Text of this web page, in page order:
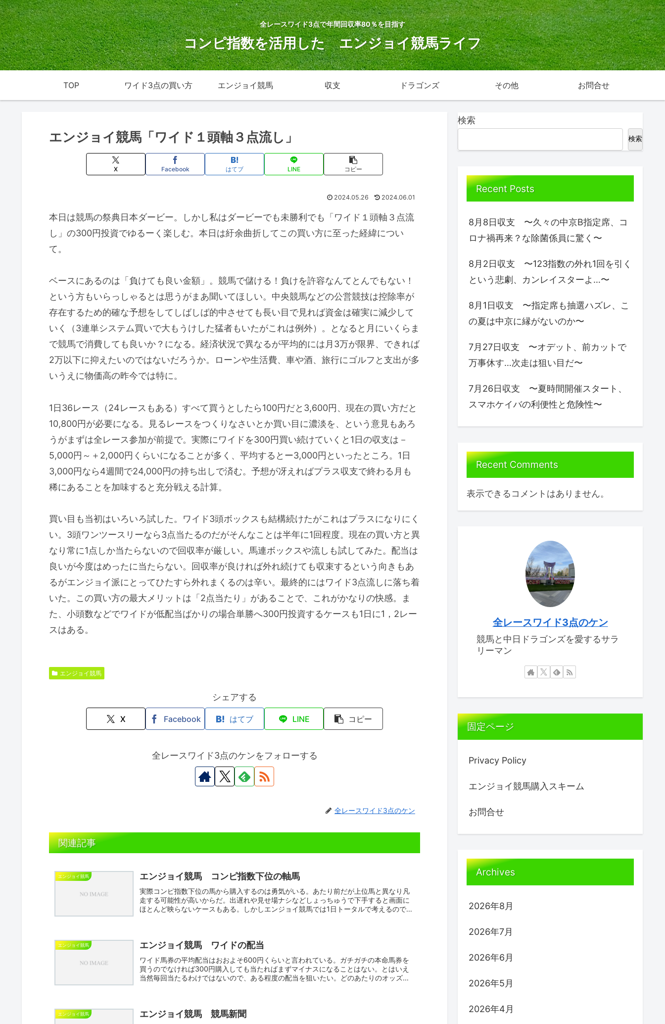
全レースワイド3点で年間回収率80％を目指す
コンピ指数を活用した エンジョイ競馬ライフ
TOP ワイド3点の買い方 エンジョイ競馬 収支 ドラゴンズ その他 お問合せ
エンジョイ競馬「ワイド１頭軸３点流し」
X Facebook はてブ LINE コピー
2024.05.26 2024.06.01
本日は競馬の祭典日本ダービー。しかし私はダービーでも未勝利でも「ワイド１頭軸３点流
し」の300円投資でゆるーく楽しむ。本日は紆余曲折してこの買い方に至った経緯につい
て。
ベースにあるのは「負けても良い金額」。競馬で儲ける！負けを許容なんてとんでもない！
という方もいらっしゃるとは思うがまあ聞いてほしい。中央競馬などの公営競技は控除率が
存在するため的確な予想をしてしばしば的中させても長い目で見れば資金は確実に減少して
いく（3連単システム買いで大もうけした猛者もいたがこれは例外）。となると月にいくらま
で競馬で消費しても良いか？になる。経済状況で異なるが平均的には月3万が限界、できれば
2万以下に抑えたいのではないだろうか。ローンや生活費、車や酒、旅行にゴルフと支出が多
いうえに物価高の昨今では特に。
1日36レース（24レースもある）すべて買うとしたら100円だと3,600円、現在の買い方だと
10,800円が必要になる。見るレースをつくりなさいとか買い目に濃淡を、という意見もあろ
うがまずは全レース参加が前提で。実際にワイドを300円買い続けていくと1日の収支は－
5,000円～＋2,000円くらいになることが多く、平均するとー3,000円といったところ。1日
3,000円なら4週間で24,000円の持ち出しで済む。予想が冴えればプラス収支で終わる月も
稀にあることを加味すると充分戦える計算。
買い目も当初はいろいろ試した。ワイド3頭ボックスも結構続けたがこれはプラスになりにく
い。3頭ワンツースリーなら3点当たるのだがそんなことは半年に1回程度。現在の買い方と異
なり常に1点しか当たらないので回収率が厳しい。馬連ボックスや流しも試してみた。配当は
良いが今度はめったに当たらない。回収率が良ければ外れ続けても収束するという向きもあ
るがエンジョイ派にとってひたすら外れまくるのは辛い。最終的にはワイド3点流しに落ち着
いた。この買い方の最大メリットは「2点当たり」があることで、これがかなりの快感。ま
た、小頭数などでワイドが低配当ばかりの場合単勝へ300円投資するケースも1日に1，2レー
スはある。
エンジョイ競馬
シェアする
X Facebook はてブ LINE コピー
全レースワイド3点のケンをフォローする
全レースワイド3点のケン
関連記事
エンジョイ競馬 エンジョイ競馬 コンピ指数下位の軸馬
実際コンピ指数下位の馬から購入するのは勇気がいる。あたり前だが上位馬と異なり凡
走する可能性が高いからだ。出遅れや見せ場ナシなどしょっちゅうで下手すると画面に
ほとんど映らないケースもある。しかしエンジョイ競馬では1日トータルで考えるので外
エンジョイ競馬 エンジョイ競馬 ワイドの配当
ワイド馬券の平均配当はおおよそ600円くらいと言われている。ガチガチの本命馬券を
買うのでなければ300円購入しても当たればまずマイナスになることはない。とはいえ
当然毎回当たるわけではないので、ある程度の配当を狙いたい。どのあたりのオッズか
エンジョイ競馬 エンジョイ競馬 競馬新聞
検索
検索
Recent Posts
8月8日収支 〜久々の中京B指定席、コ
ロナ禍再来？な除菌係員に驚く〜
8月2日収支 〜123指数の外れ1回を引く
という悲劇、カンレイスターよ…〜
8月1日収支 〜指定席も抽選ハズレ、こ
の夏は中京に縁がないのか〜
7月27日収支 〜オデット、前カットで
万事休す…次走は狙い目だ〜
7月26日収支 〜夏時間開催スタート、
スマホケイバの利便性と危険性〜
Recent Comments
表示できるコメントはありません。
全レースワイド3点のケン
競馬と中日ドラゴンズを愛するサラ
リーマン
固定ページ
Privacy Policy
エンジョイ競馬購入スキーム
お問合せ
Archives
2026年8月
2026年7月
2026年6月
2026年5月
2026年4月